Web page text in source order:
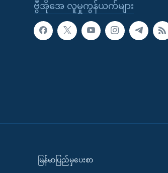
ဗွီအိုအေ လူမှုကွန်ယက်များ
မြန်မာပြည်မှပေးစာ